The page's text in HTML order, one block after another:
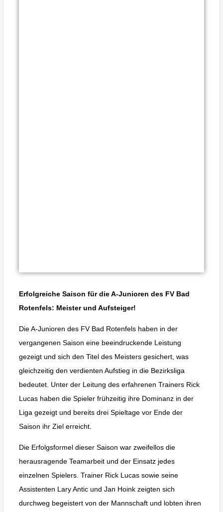
Erfolgreiche Saison für die A-Junioren des FV Bad
Rotenfels: Meister und Aufsteiger!
Die A-Junioren des FV Bad Rotenfels haben in der
vergangenen Saison eine beeindruckende Leistung
gezeigt und sich den Titel des Meisters gesichert, was
gleichzeitig den verdienten Aufstieg in die Bezirksliga
bedeutet. Unter der Leitung des erfahrenen Trainers Rick
Lucas haben die Spieler frühzeitig ihre Dominanz in der
Liga gezeigt und bereits drei Spieltage vor Ende der
Saison ihr Ziel erreicht.
Die Erfolgsformel dieser Saison war zweifellos die
herausragende Teamarbeit und der Einsatz jedes
einzelnen Spielers. Trainer Rick Lucas sowie seine
Assistenten Lary Antic und Jan Hoink zeigten sich
durchweg begeistert von der Mannschaft und lobten ihren